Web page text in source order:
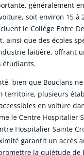
généralement
soit environ 15 à
le Collège Entre
ainsi que des écoles
laitière, offrant
étudiants.
bien que Bouclans
territoire, plusieurs
en voiture
le Centre Hospitalier
Hospitalier Sainte
garantit un accès
la quiétude de